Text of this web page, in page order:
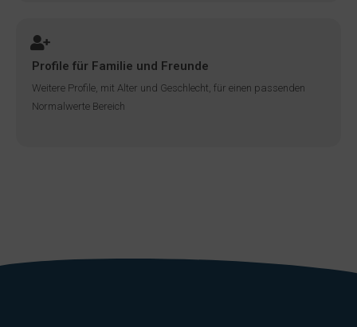
Profile für Familie und Freunde
Weitere Profile, mit Alter und Geschlecht, für einen passenden
Normalwerte Bereich